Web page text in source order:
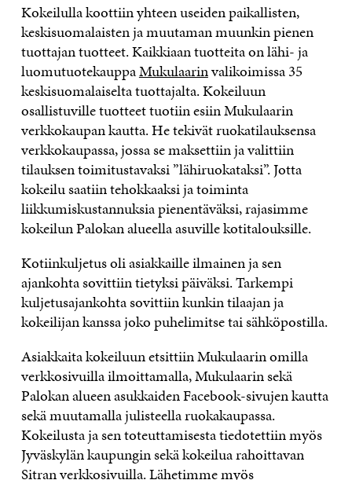
Kokeilulla koottiin yhteen useiden paikallisten,
keskisuomalaisten ja muutaman muunkin pienen
tuottajan tuotteet. Kaikkiaan tuotteita on lähi- ja
luomutuotekauppaMukulaarinvalikoimissa 35
keskisuomalaiselta tuottajalta. Kokeiluun
osallistuville tuotteet tuotiin esiin Mukulaarin
verkkokaupan kautta. He tekivät ruokatilauksensa
verkkokaupassa, jossa se maksettiin ja valittiin
tilauksen toimitustavaksi ”lähiruokataksi”. Jotta
kokeilu saatiin tehokkaaksi ja toiminta
liikkumiskustannuksia pienentäväksi, rajasimme
kokeilun Palokan alueella asuville kotitalouksille.
Kotiinkuljetus oli asiakkaille ilmainen ja sen
ajankohta sovittiin tietyksi päiväksi. Tarkempi
kuljetusajankohta sovittiin kunkin tilaajan ja
kokeilijan kanssa joko puhelimitse tai sähköpostilla.
Asiakkaita kokeiluun etsittiin Mukulaarin omilla
verkkosivuilla ilmoittamalla, Mukulaarin sekä
Palokan alueen asukkaiden Facebook-sivujen kautta
sekä muutamalla julisteella ruokakaupassa.
Kokeilusta ja sen toteuttamisesta tiedotettiin myös
Jyväskylän kaupungin sekä kokeilua rahoittavan
Sitran verkkosivuilla. Lähetimme myös